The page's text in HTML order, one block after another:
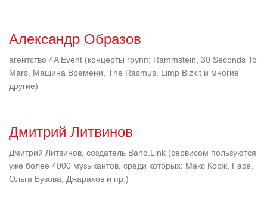
Александр Образов
агентство 4A Event (концерты групп: Rammstein, 30 Seconds To
Mars, Машина Времени, The Rasmus, Limp Bizkit и многие
другие)
Дмитрий Литвинов
Дмитрий Литвинов, создатель Band.Link (сервисом пользуются
уже более 4000 музыкантов, среди которых: Макс Корж, Face,
Ольга Бузова, Джарахов и пр.)